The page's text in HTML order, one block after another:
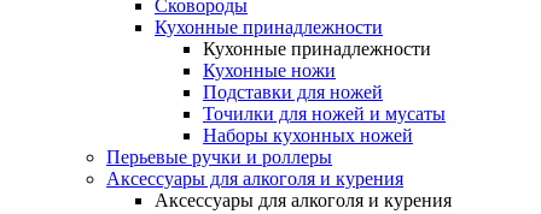
Сковороды
Кухонные принадлежности
Кухонные принадлежности
Кухонные ножи
Подставки для ножей
Точилки для ножей и мусаты
Наборы кухонных ножей
Перьевые ручки и роллеры
Аксессуары для алкоголя и курения
Аксессуары для алкоголя и курения